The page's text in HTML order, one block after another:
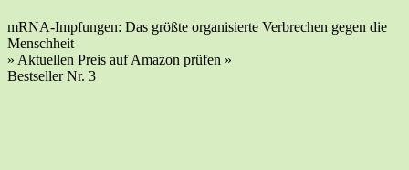
mRNA-Imp­fun­gen: Das größ­te orga­ni­sier­te Ver­bre­chen gegen die
Menschheit
» Aktu­el­len Preis auf Ama­zon prü­fen »
Best­sel­ler Nr. 3